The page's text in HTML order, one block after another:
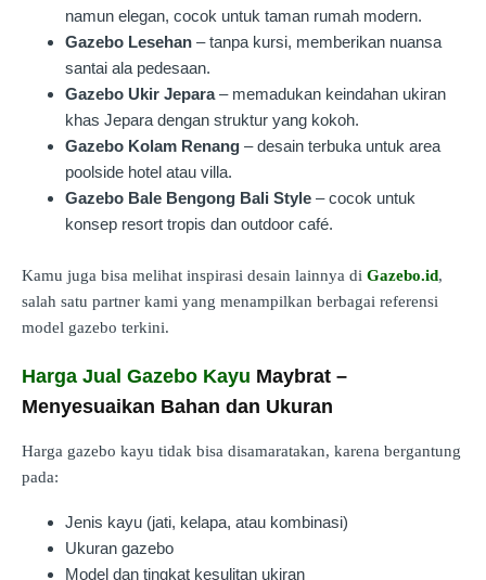
namun elegan, cocok untuk taman rumah modern.
Gazebo Lesehan – tanpa kursi, memberikan nuansa
santai ala pedesaan.
Gazebo Ukir Jepara– memadukan keindahan ukiran
khas Jepara dengan struktur yang kokoh.
Gazebo Kolam Renang – desain terbuka untuk area
poolside hotel atau villa.
Gazebo Bale Bengong Bali Style – cocok untuk
konsep resort tropis dan outdoor café.
Kamu juga bisa melihat inspirasi desain lainnya di Gazebo.id,
salah satu partner kami yang menampilkan berbagai referensi
model gazebo terkini.
Harga Jual Gazebo Kayu Maybrat –
Menyesuaikan Bahan dan Ukuran
Harga gazebo kayu tidak bisa disamaratakan, karena bergantung
pada:
Jenis kayu (jati, kelapa, atau kombinasi)
Ukuran gazebo
Model dan tingkat kesulitan ukiran